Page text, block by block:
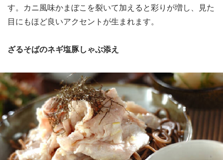
す。カニ風味かまぼこを裂いて加えると彩りが増し、見た
目にもほど良いアクセントが生まれます。
ざるそばのネギ塩豚しゃぶ添え